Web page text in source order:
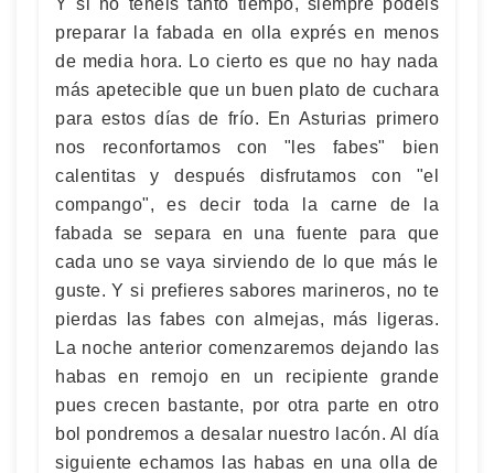
Y si no tenéis tanto tiempo, siempre podéis
preparar la fabada en olla exprés en menos
de media hora. Lo cierto es que no hay nada
más apetecible que un buen plato de cuchara
para estos días de frío. En Asturias primero
nos reconfortamos con "les fabes" bien
calentitas y después disfrutamos con "el
compango", es decir toda la carne de la
fabada se separa en una fuente para que
cada uno se vaya sirviendo de lo que más le
guste. Y si prefieres sabores marineros, no te
pierdas las fabes con almejas, más ligeras.
La noche anterior comenzaremos dejando las
habas en remojo en un recipiente grande
pues crecen bastante, por otra parte en otro
bol pondremos a desalar nuestro lacón. Al día
siguiente echamos las habas en una olla de